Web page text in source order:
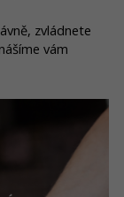
zvládnete
vám